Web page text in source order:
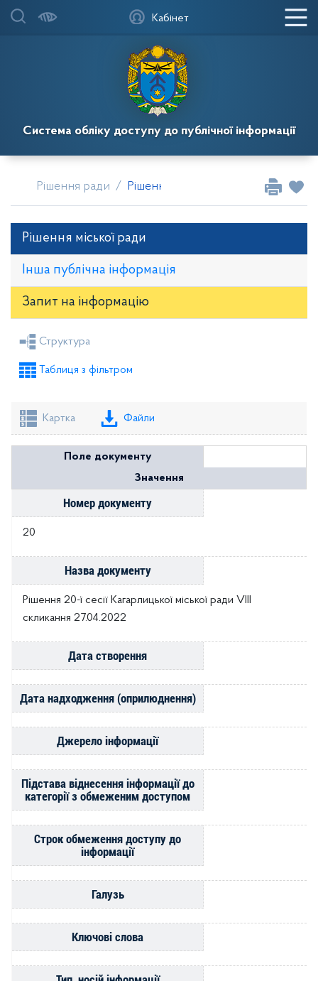
Система обліку доступу до публічної інформації
Кабінет
Рішення ради Рішення сесій Кагарлицької
Рішення міської ради
Інша публічна інформація
Запит на iнформацію
Рішення міської ради
Розпорядження голови
Структура
Таблиця з фільтром
Картка Файли
Поле документу
Значення
Номер документу
20
Назва документу
Рішення 20-ї сесії Кагарлицької міської ради VIII
скликання 27.04.2022
Дата створення
Дата надходження (оприлюднення)
Джерело інформації
Підстава віднесення інформації до
категорії з обмеженим доступом
Строк обмеження доступу до
інформації
Галузь
Ключові слова